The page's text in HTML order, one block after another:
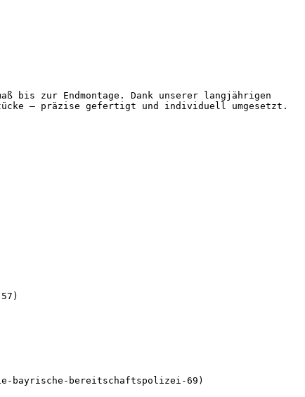
bis zur Endmontage. Dank unserer langjährigen
– präzise gefertigt und individuell umgesetzt.
bayrische-bereitschaftspolizei-69)